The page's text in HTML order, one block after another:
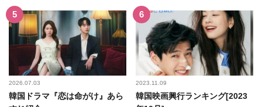
2026.07.03
韓国ドラマ『恋は命がけ』あら
2023.11.09
韓国映画興行ランキング[2023